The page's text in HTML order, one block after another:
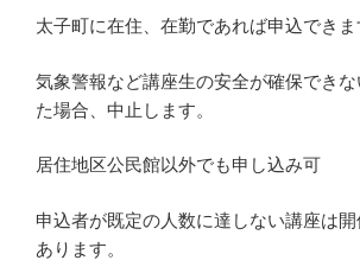
太子町に在住、在勤であれば申込できま
気象警報など講座生の安全が確保でき
た場合、中止します。
居住地区公民館以外でも申し込み可
申込者が既定の人数に達しない講座は
あります。